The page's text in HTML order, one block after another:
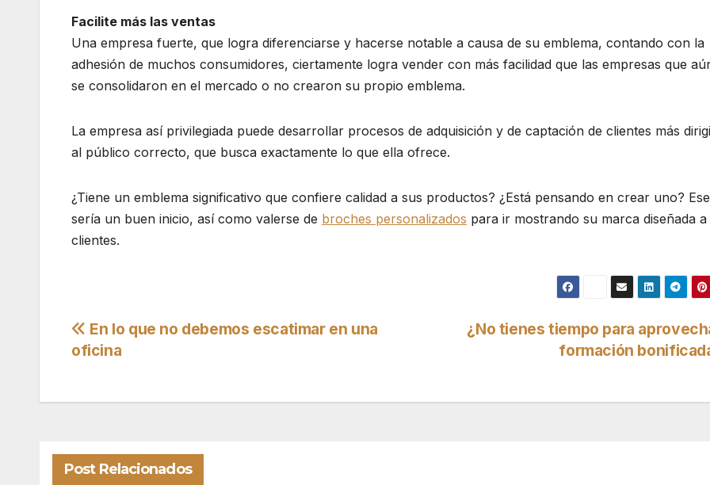
Facilite más las ventas
Una empresa fuerte, que logra diferenciarse y hacerse notable a causa de su emblema, contando con la
adhesión de muchos consumidores, ciertamente logra vender con más facilidad que las empresas que
se consolidaron en el mercado o no crearon su propio emblema.
La empresa así privilegiada puede desarrollar procesos de adquisición y de captación de clientes más
al público correcto, que busca exactamente lo que ella ofrece.
¿Tiene un emblema significativo que confiere calidad a sus productos? ¿Está pensando en crear uno? Ese
sería un buen inicio, así como valerse de broches personalizados para ir mostrando su marca diseñada a
clientes.
Navegación
entradas
¿No tienes tiempo para
formación
En lo que no debemos escatimar en una
oficina
Post Relacionados